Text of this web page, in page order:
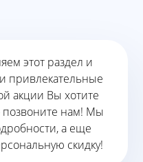
этот раздел и
привлекательные
акции Вы хотите
позвоните нам! Мы
а еще
скидку!